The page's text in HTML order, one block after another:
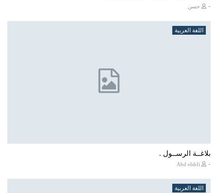
- حسن
اللغة العربية
بلاغــة الرســول .
-
اللغة العربية